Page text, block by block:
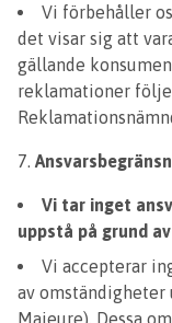
Vi förbehåller
det visar sig att
gällande
reklamationer
Vi tar inget
uppstå på grund
Vi accepterar
av omständigheter
Majeure). Dessa